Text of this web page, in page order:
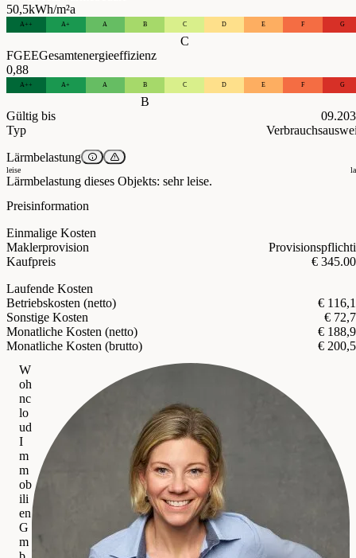
50,5kWh/m²a
A++ A+ A B C D E F G
C
FGEEGesamtenergieeffizienz
0,88
A++ A+ A B C D E F G
B
Gültig bis
Typ
Lärmbelastung
leise
Lärmbelastung dieses Objekts: sehr leise.
Preisinformation
Einmalige Kosten
Maklerprovision
Kaufpreis
€
Laufende Kosten
Betriebskosten (netto)
€
Sonstige Kosten
€
Monatliche Kosten (netto)
€
Monatliche Kosten (brutto)
€
W
oh
nc
lo
ud
I
m
m
ob
ili
en
G
m